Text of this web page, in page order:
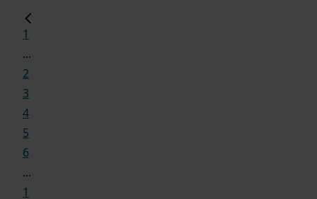
1
...
2
3
4
5
6
...
1